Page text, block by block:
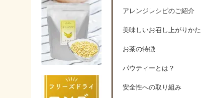
アレンジレシピのご紹介
美味しいお召し上がりかた
お茶の特徴
パウティーとは？
安全性への取り組み